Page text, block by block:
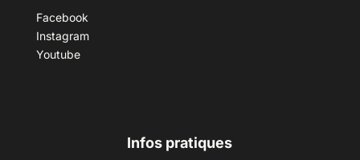
Facebook
Instagram
Youtube
Infos pratiques